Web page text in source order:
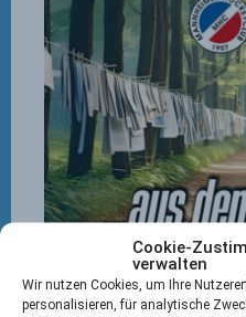
Cookie-
verwalten
Wir nutzen Cookies, um Ihre
personalisieren, für analytische